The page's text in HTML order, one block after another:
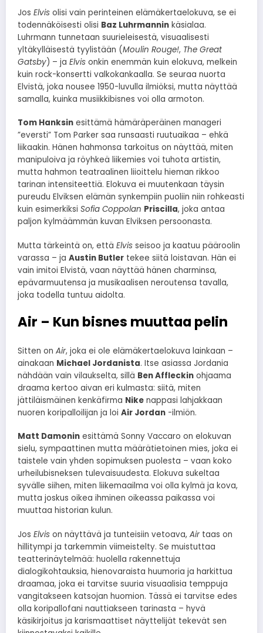
Jos Elvis olisi vain perinteinen elämäkertaelokuva, se ei
todennäköisesti olisi Baz Luhrmannin käsialaa.
Luhrmann tunnetaan suurieleisestä, visuaalisesti
yltäkylläisestä tyylistään (Moulin Rouge!, The Great
Gatsby) – ja Elvis onkin enemmän kuin elokuva, melkein
kuin rock-konsertti valkokankaalla. Se seuraa nuorta
Elvistä, joka nousee 1950-luvulla ilmiöksi, mutta näyttää
samalla, kuinka musiikkibisnes voi olla armoton.
Tom Hanksin esittämä hämäräperäinen manageri
”eversti” Tom Parker saa runsaasti ruutuaikaa – ehkä
liikaakin. Hänen hahmonsa tarkoitus on näyttää, miten
manipuloiva ja röyhkeä liikemies voi tuhota artistin,
mutta hahmon teatraalinen liioittelu hieman rikkoo
tarinan intensiteettiä. Elokuva ei muutenkaan täysin
pureudu Elviksen elämän synkempiin puoliin niin rohkeasti
kuin esimerkiksi Sofia Coppolan Priscilla, joka antaa
paljon kylmäämmän kuvan Elviksen persoonasta.
Mutta tärkeintä on, että Elvis seisoo ja kaatuu pääroolin
varassa – ja Austin Butler tekee siitä loistavan. Hän ei
vain imitoi Elvistä, vaan näyttää hänen charminsa,
epävarmuutensa ja musikaalisen neroutensa tavalla,
joka todella tuntuu aidolta.
Air – Kun bisnes muuttaa pelin
Sitten on Air, joka ei ole elämäkertaelokuva lainkaan –
ainakaan Michael Jordanista. Itse asiassa Jordania
nähdään vain vilaukselta, sillä Ben Affleckin ohjaama
draama kertoo aivan eri kulmasta: siitä, miten
jättiläismäinen kenkäfirma Nike nappasi lahjakkaan
nuoren koripalloilijan ja loi Air Jordan -ilmiön.
Matt Damonin esittämä Sonny Vaccaro on elokuvan
sielu, sympaattinen mutta määrätietoinen mies, joka ei
taistele vain yhden sopimuksen puolesta – vaan koko
urheilubisneksen tulevaisuudesta. Elokuva sukeltaa
syvälle siihen, miten liikemaailma voi olla kylmä ja kova,
mutta joskus oikea ihminen oikeassa paikassa voi
muuttaa historian kulun.
Jos Elvis on näyttävä ja tunteisiin vetoava, Airtaas on
hillitympi ja tarkemmin viimeistelty. Se muistuttaa
teatterinäytelmää: huolella rakennettuja
dialogikohtauksia, hienovaraista huumoria ja harkittua
draamaa, joka ei tarvitse suuria visuaalisia temppuja
vangitakseen katsojan huomion. Tässä ei tarvitse edes
olla koripallofani nauttiakseen tarinasta – hyvä
käsikirjoitus ja karismaattiset näyttelijät tekevät sen